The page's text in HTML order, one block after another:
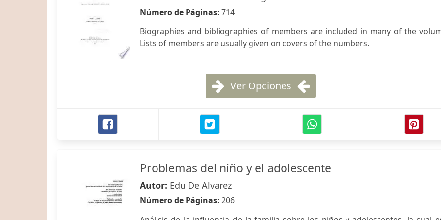
Número de Páginas: 714
Biographies and bibliographies of members are included in many of the
Lists of members are usually given on covers of the numbers.
Ver Opciones
Problemas del niño y el adolescente
Autor: Edu De Alvarez
Número de Páginas: 206